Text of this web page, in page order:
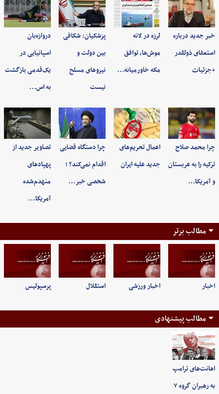
خبر جدید درباره
استعفای ذولقدر
+جزئیات
لرزه در لانه
موش‌ها، توافق
مکه خاورمیانه…
پزشکیان: شکافی
بین دولت و
نیروهای مسلح
نیست
دروازه‌بان
اسپانیایی در
یک‌قدمی بازگشت
به اس…
چرا محمد صلاح
ترکیه را به عربستان
و آمریکا…
اعمال تحریم‌های
جدید علیه ایران
چرا دستگاه قضایی
اقدام نمی‌کند؟ ؛
شخصی خبر…
تصاویر جدید از
پهپادهای
منهدم‌شده
آمریکا…
مطالب برتر
اخبار اخبار ورزشی استقلال پرسپولیس
مطالب پیشنهادی
اهانت‌های ترامپ
به رهبران گروه ۷